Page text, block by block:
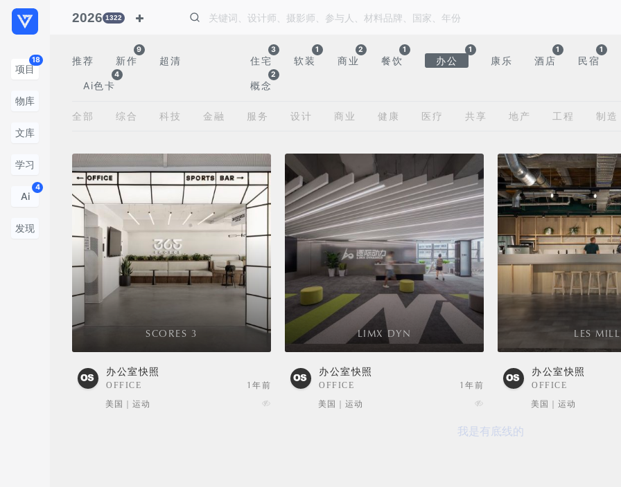
项目
18
物库
文库
学习
Ai
4
发现
2026 1322
推荐 新作
9
超清
Ai色卡
4
住宅
3
软装
1
商业
2
餐饮
1
办公
1
康乐 酒店
1
民宿
1
概念
2
全部 综合 科技 金融 服务 设计 商业 健康 医疗 共享 地产 工程 制造
SCORES 3
办公室快照
OFFICE
1年前
美国 | 运动
LIMX DYN
办公室快照
OFFICE
1年前
美国 | 运动
LES MILL
办公室快照
OFFICE
美国 | 运动
我是有底线的